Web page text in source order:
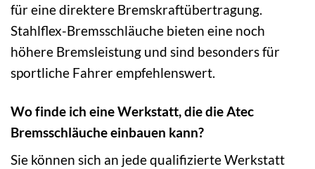
für eine direktere Bremskraftübertragung.
Stahlflex-Bremsschläuche bieten eine noch
höhere Bremsleistung und sind besonders für
sportliche Fahrer empfehlenswert.
Wo finde ich eine Werkstatt, die die Atec
Bremsschläuche einbauen kann?
Sie können sich an jede qualifizierte Werkstatt